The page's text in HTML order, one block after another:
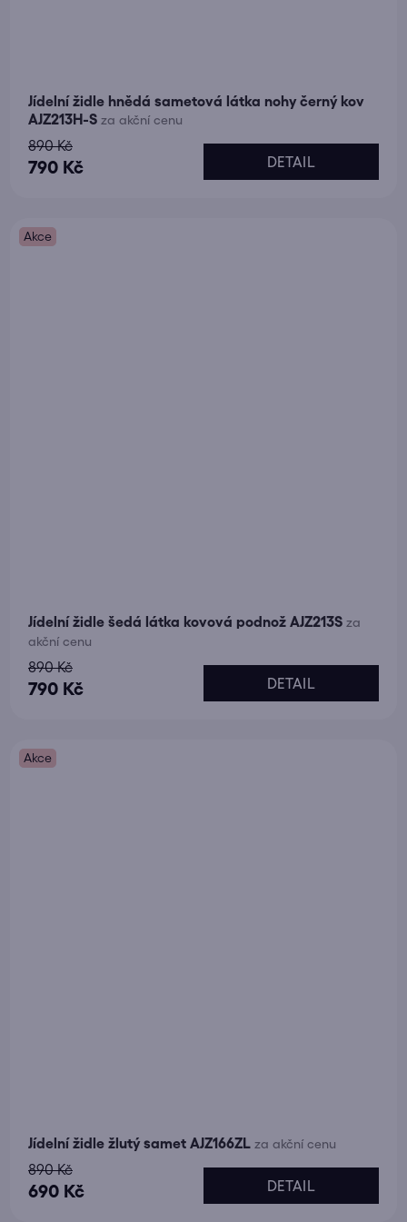
Jídelní židle hnědá sametová látka nohy černý kov
AJZ213H-S za akční cenu
790 Kč
890 Kč
DETAIL
Akce
Jídelní židle šedá látka kovová podnož AJZ213S za
akční cenu
790 Kč
890 Kč
DETAIL
Akce
Jídelní židle žlutý samet AJZ166ZL za akční cenu
690 Kč
890 Kč
DETAIL